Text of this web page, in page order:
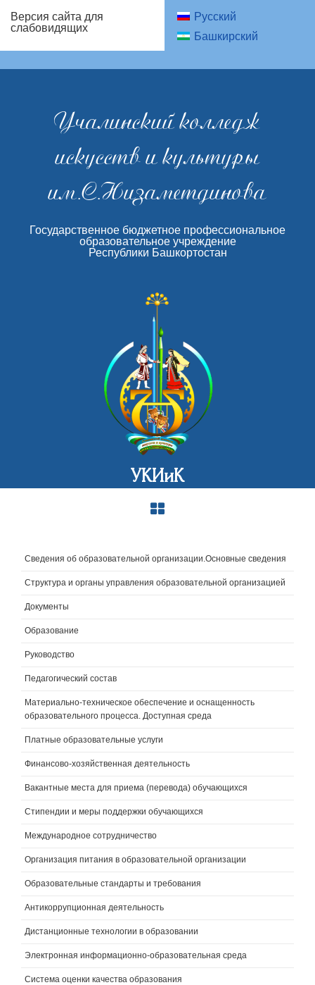
Версия сайта для
слабовидящих
Русский
Башкирский
Учалинский колледж
искусств и культуры
им.С.Низаметдинова
Государственное бюджетное профессиональное
образовательное учреждение
Республики Башкортостан
УКИиК
Сведения об образовательной организации.Основные сведения
Структура и органы управления образовательной организацией
Документы
Образование
Руководство
Педагогический состав
Материально-техническое обеспечение и оснащенность
образовательного процесса. Доступная среда
Платные образовательные услуги
Финансово-хозяйственная деятельность
Вакантные места для приема (перевода) обучающихся
Стипендии и меры поддержки обучающихся
Международное сотрудничество
Организация питания в образовательной организации
Образовательные стандарты и требования
Антикоррупционная деятельность
Дистанционные технологии в образовании
Электронная информационно-образовательная среда
Система оценки качества образования